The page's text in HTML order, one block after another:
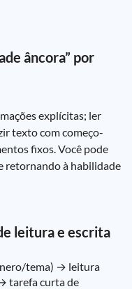
âncora” por
explícitas; ler
texto com começo-
fixos. Você pode
retornando à habilidade
leitura e escrita
tema) → leitura
tarefa curta de